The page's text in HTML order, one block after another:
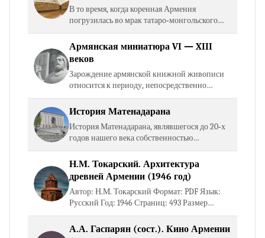
В то время, когда коренная Армения
погрузилась во мрак татаро‐монгольского
нашествия, вновь оборвавшего нить
последовательного развития национальной
культуры, на северо‐восточном…
Армянская миниатюра VI — XIII
веков
Зарождение армянской книжной живописи
относится к периоду, непосредственно
примыкающему ко времени создания
алфавита и появления первых рукописных
книг. Известно, что прежде всего…
История Матенадарана
История Матенадарана, являвшегося до 20‐х
годов нашего века собственностью
Эчмиадзинского патриархата, восходит
своими истоками к V веку. Сразу же после
создания алфавита в…
Н.М. Токарский. Архитектура
древней Армении (1946 год)
Автор: Н.М. Токарский Формат: PDF Язык:
Русский Год: 1946 Страниц: 493 Размер
файла: 129 Мб Открыть книгу Скачать книгу
А.А. Гаспарян (сост.). Кино Армении